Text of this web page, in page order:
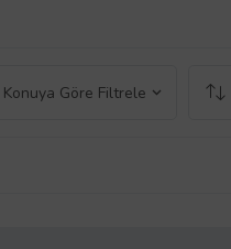
Konuya Göre Filtrele